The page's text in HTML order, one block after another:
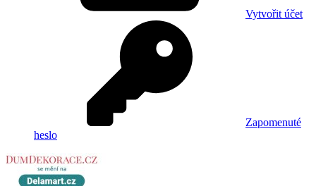
Vytvořit účet
Zapomenuté
heslo